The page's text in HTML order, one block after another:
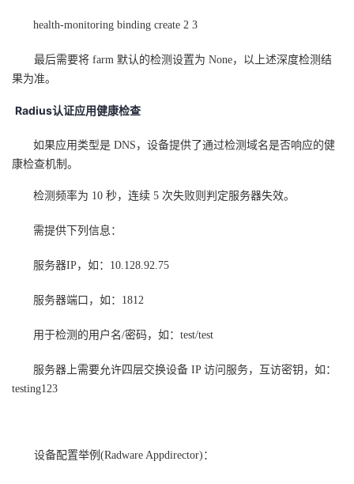
health-monitoring binding create 2 3
最后需要将 farm 默认的检测设置为 None，以上述深度检测结
果为准。
Radius认证应用健康检查
如果应用类型是 DNS，设备提供了通过检测域名是否响应的健
康检查机制。
检测频率为 10 秒，连续 5 次失败则判定服务器失效。
需提供下列信息：
服务器IP，如：10.128.92.75
服务器端口，如：1812
用于检测的用户名/密码，如：test/test
服务器上需要允许四层交换设备 IP 访问服务，互访密钥，如：
testing123
设备配置举例(Radware Appdirector)：